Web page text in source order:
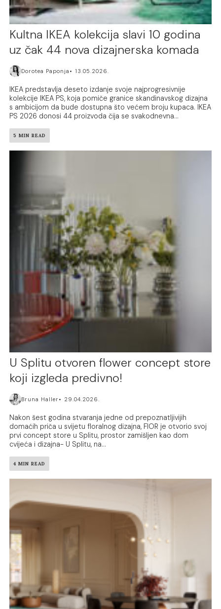
Kultna IKEA kolekcija slavi 10 godina
uz čak 44 nova dizajnerska komada
Dorotea Paponja 13.05.2026.
IKEA predstavlja deseto izdanje svoje najprogresivnije
kolekcije IKEA PS, koja pomiče granice skandinavskog dizajna
s ambicijom da bude dostupna što većem broju kupaca. IKEA
PS 2026 donosi 44 proizvoda čija se svakodnevna...
5 MIN READ
U Splitu otvoren flower concept store
koji izgleda predivno!
Bruna Haller 29.04.2026.
Nakon šest godina stvaranja jedne od prepoznatljivijih
domaćih priča u svijetu floralnog dizajna, FIOR je otvorio svoj
prvi concept store u Splitu, prostor zamišljen kao dom
cvijeća i dizajna- U Splitu, na...
4 MIN READ